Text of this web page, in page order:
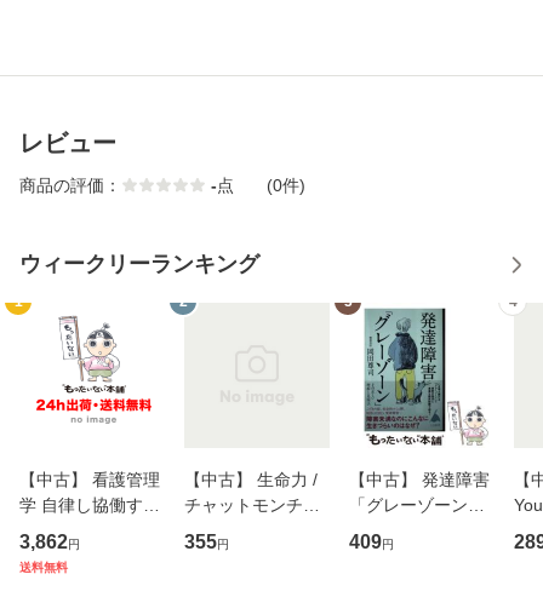
レビュー
商品の評価： -点 (0件)
ウィークリーランキング
1
【中古】 看護管理
学 自律し協働する
専門職の看護マネ
ジメントスキル 改
3,862円
送料無料
2
【中古】 生命力 /
チャットモンチー /
キューンレコード
[CD]【メール便送
355円
3
【中古】 発達障害
「グレーゾーン」
その正しい理解と
克服法 (SB新書 57
409円
4
【
のが